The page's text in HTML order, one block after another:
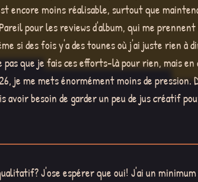
encore moins réalisable, surtout que
pour les reviews d'album, qui me
si des fois y'a des tounes où j'ai juste rien
que je fais ces efforts-là pour rien, mais
je me mets énormément moins de
avoir besoin de garder un peu de jus créatif
J'ose espérer que oui! J'ai un